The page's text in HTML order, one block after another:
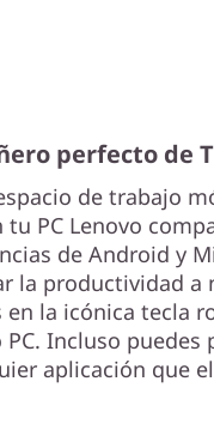
perfecto de
de trabajo
tu PC Lenovo
de Android y
la productividad a
en la icónica tecla
PC. Incluso
aplicación que